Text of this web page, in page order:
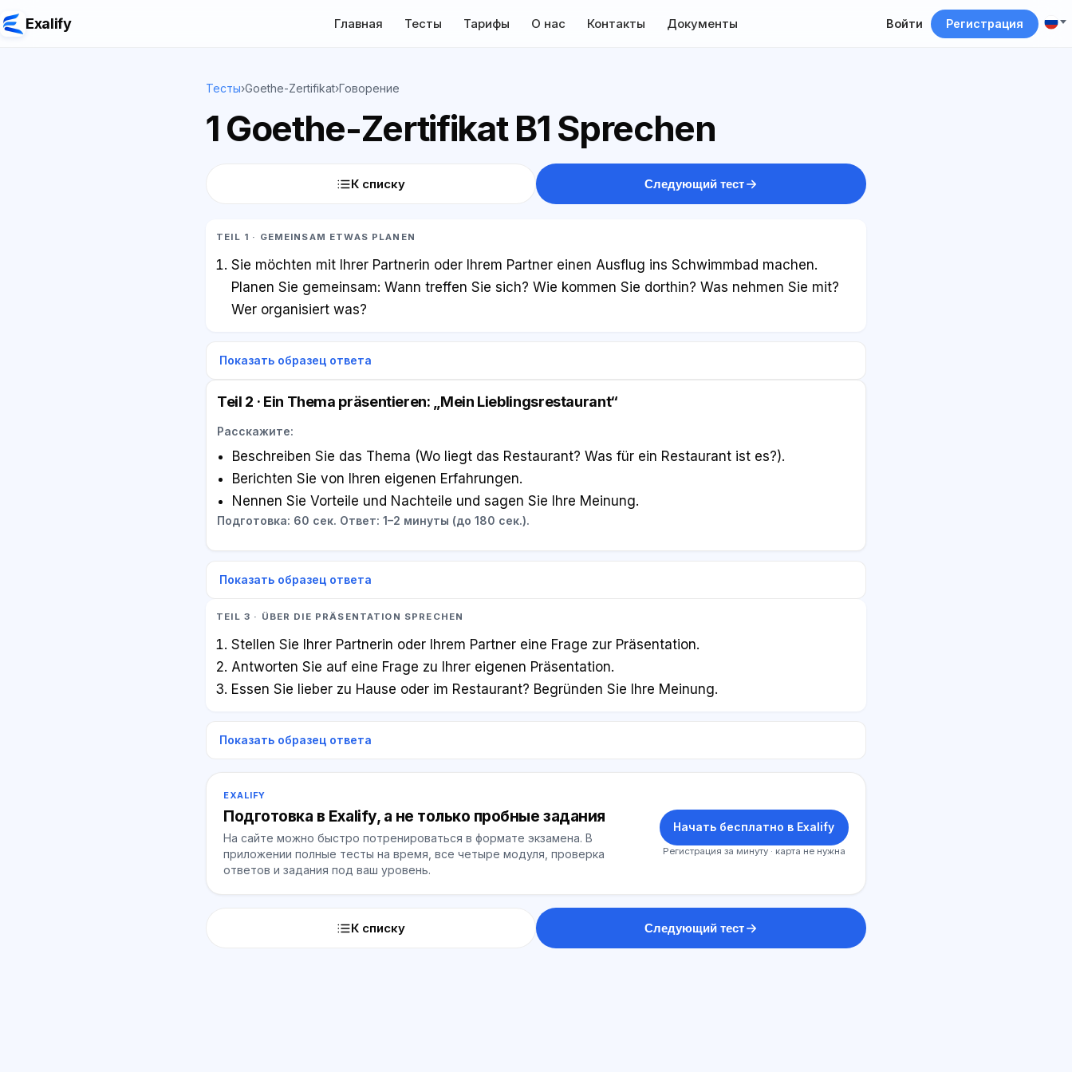
Exalify Главная Тесты Тарифы О нас Контакты Документы Войти Регистрация
Тесты›Goethe-Zertifikat›Говорение
1 Goethe-Zertifikat B1 Sprechen
К списку Следующий тест
TEIL 1 · GEMEINSAM ETWAS PLANEN
Sie möchten mit Ihrer Partnerin oder Ihrem Partner einen Ausflug ins Schwimmbad machen.
Planen Sie gemeinsam: Wann treffen Sie sich? Wie kommen Sie dorthin? Was nehmen Sie mit?
Wer organisiert was?
Показать образец ответа
Teil 2 · Ein Thema präsentieren: „Mein Lieblingsrestaurant“
Расскажите:
Beschreiben Sie das Thema (Wo liegt das Restaurant? Was für ein Restaurant ist es?).
Berichten Sie von Ihren eigenen Erfahrungen.
Nennen Sie Vorteile und Nachteile und sagen Sie Ihre Meinung.
Подготовка: 60 сек. Ответ: 1–2 минуты (до 180 сек.).
Показать образец ответа
TEIL 3 · ÜBER DIE PRÄSENTATION SPRECHEN
Stellen Sie Ihrer Partnerin oder Ihrem Partner eine Frage zur Präsentation.
Antworten Sie auf eine Frage zu Ihrer eigenen Präsentation.
Essen Sie lieber zu Hause oder im Restaurant? Begründen Sie Ihre Meinung.
Показать образец ответа
EXALIFY
Подготовка в Exalify, а не только пробные задания
На сайте можно быстро потренироваться в формате экзамена. В
приложении полные тесты на время, все четыре модуля, проверка
ответов и задания под ваш уровень.
Начать бесплатно в Exalify
Регистрация за минуту · карта не нужна
К списку Следующий тест